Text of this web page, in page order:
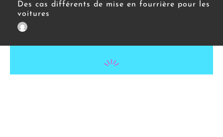
Des cas différents de mise en fourrière pour les
voitures